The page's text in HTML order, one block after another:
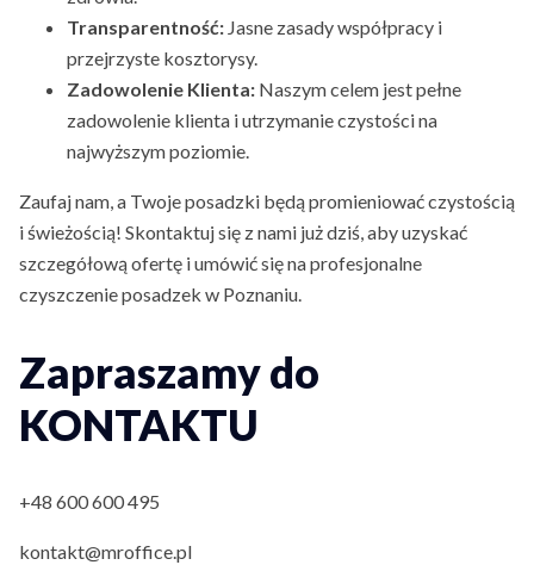
Transparentność: Jasne zasady współpracy i
przejrzyste kosztorysy.
Zadowolenie Klienta: Naszym celem jest pełne
zadowolenie klienta i utrzymanie czystości na
najwyższym poziomie.
Zaufaj nam, a Twoje posadzki będą promieniować czystością
i świeżością! Skontaktuj się z nami już dziś, aby uzyskać
szczegółową ofertę i umówić się na profesjonalne
czyszczenie posadzek w Poznaniu.
Zapraszamy do
KONTAKTU
+48 600 600 495
kontakt@mroffice.pl